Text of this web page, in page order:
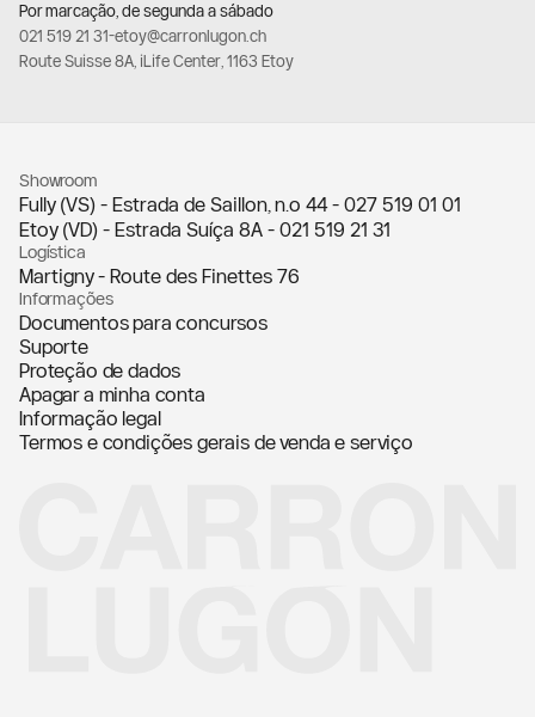
Por marcação, de segunda a sábado
021 519 21 31-etoy@carronlugon.ch
Route Suisse 8A, iLife Center, 1163 Etoy
Showroom
Fully (VS) - Estrada de Saillon, n.º 44 - 027 519 01 01
Etoy (VD) - Estrada Suíça 8A - 021 519 21 31
Logística
Martigny - Route des Finettes 76
Informações
Documentos para concursos
Suporte
Proteção de dados
Apagar a minha conta
Informação legal
Termos e condições gerais de venda e serviço